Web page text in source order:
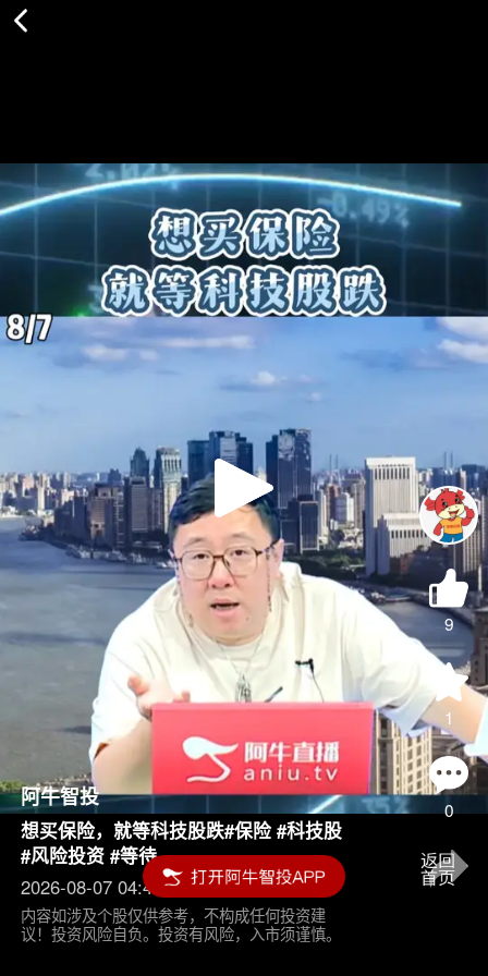
Play
Video
9
1
0
阿牛智投
想买保险，就等科技股跌#保险 #科技股
#风险投资 #等待
2026-08-07 04:45
内容如涉及个股仅供参考，不构成任何投资建
议！投资风险自负。投资有风险，入市须谨慎。